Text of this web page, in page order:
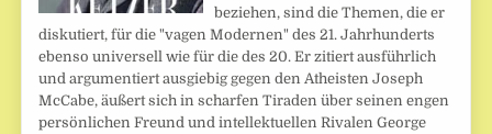
beziehen, sind die Themen, die er
diskutiert, für die "vagen Modernen" des 21. Jahrhunderts
ebenso universell wie für die des 20. Er zitiert ausführlich
und argumentiert ausgiebig gegen den Atheisten Joseph
McCabe, äußert sich in scharfen Tiraden über seinen engen
persönlichen Freund und intellektuellen Rivalen George